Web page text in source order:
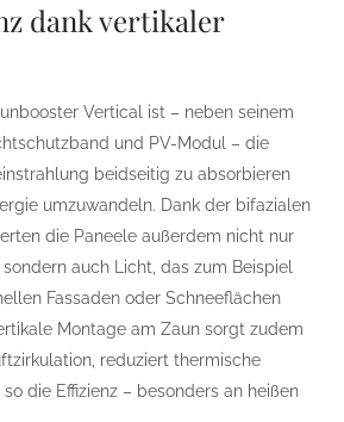
dank vertikaler
Vertical ist – neben seinem
und PV-Modul – die
beidseitig zu absorbieren
umzuwandeln. Dank der bifazialen
die Paneele außerdem nicht nur
auch Licht, das zum Beispiel
Fassaden oder Schneeflächen
Montage am Zaun sorgt zudem
reduziert thermische
die Effizienz – besonders an heißen